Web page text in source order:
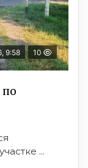
9:58 10
...